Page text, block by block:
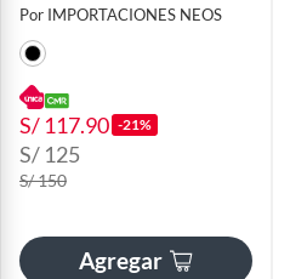
Por IMPORTACIONES NEOS
S/ 117.90 -21%
S/ 125
S/ 150
Agregar